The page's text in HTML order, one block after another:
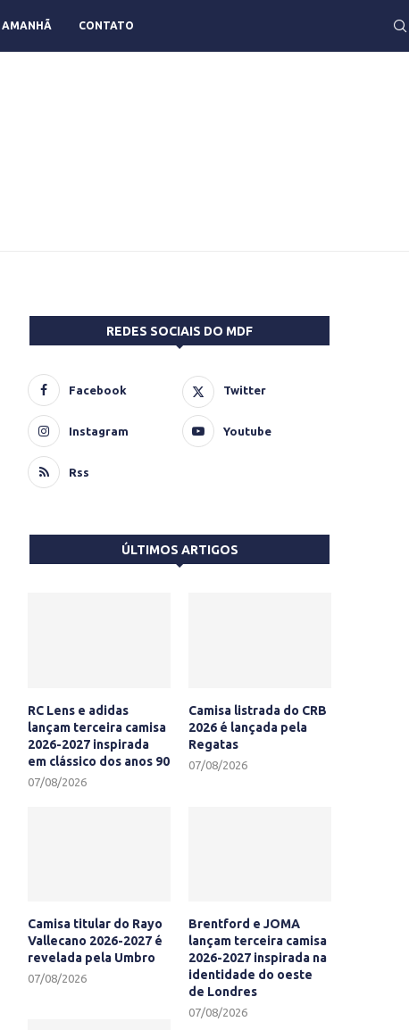
AMANHÃ CONTATO
REDES SOCIAIS DO MDF
Facebook Twitter
Instagram Youtube
Rss
ÚLTIMOS ARTIGOS
RC Lens e adidas
lançam terceira camisa
2026-2027 inspirada
em clássico dos anos 90
07/08/2026
Camisa listrada do CRB
2026 é lançada pela
Regatas
07/08/2026
Camisa titular do Rayo
Vallecano 2026-2027 é
revelada pela Umbro
07/08/2026
Brentford e JOMA
lançam terceira camisa
2026-2027 inspirada na
identidade do oeste
de Londres
07/08/2026